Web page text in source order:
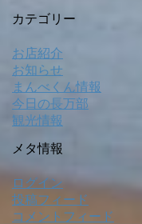
カテゴリー
お店紹介
お知らせ
まんべくん情報
今日の長万部
観光情報
メタ情報
ログイン
投稿フィード
コメントフィード